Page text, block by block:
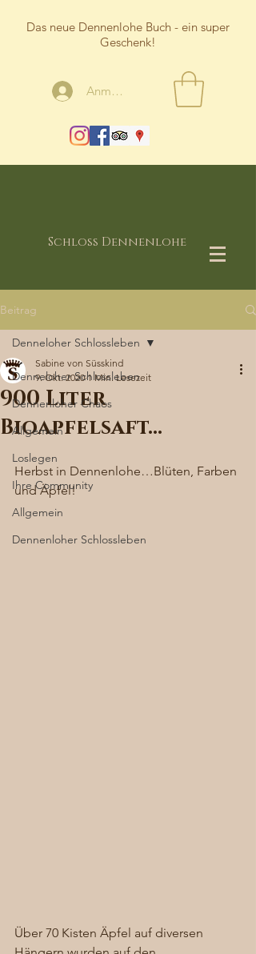
Das neue Dennenlohe Buch - ein super
Geschenk!
Anmelden
Schloss Dennenlohe
Beitrag
Denneloher Schlossleben
Dennenloher Chaos
Allgemein
Loslegen
Ihre Community
Allgemein
Dennenloher Schlossleben
Denneloher Schlossleben
900 Liter
Bioapfelsaft…
Sabine von Süsskind
9. Okt. 2020 1 Min. Lesezeit
Herbst in Dennenlohe…Blüten, Farben
und Äpfel!
Über 70 Kisten Äpfel auf diversen